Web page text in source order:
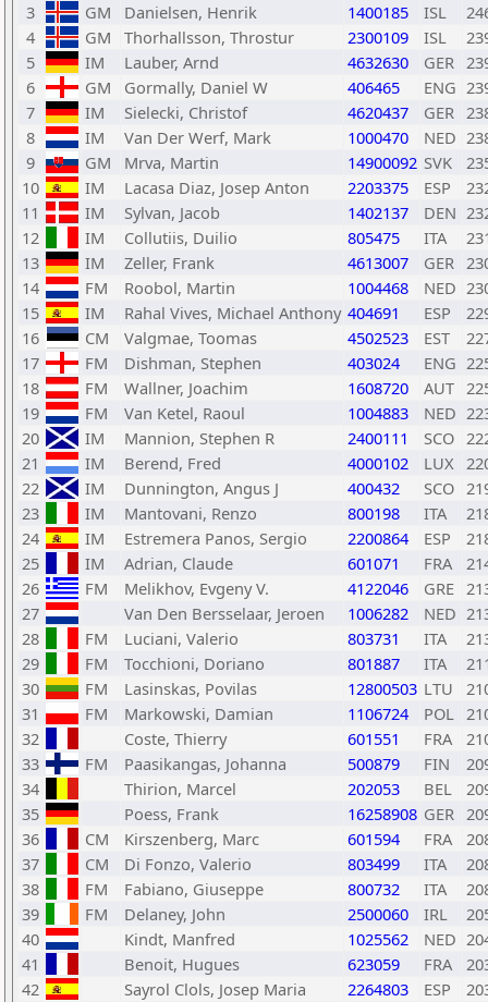
3
GM Danielsen, Henrik 1400185 ISL
4
GM Thorhallsson, Throstur 2300109 ISL
5
IM Lauber, Arnd 4632630 GER
6
GM Gormally, Daniel W 406465 ENG
7
IM Sielecki, Christof 4620437 GER
8
IM Van Der Werf, Mark 1000470 NED
9
GM Mrva, Martin 14900092 SVK
10
IM Lacasa Diaz, Josep Anton 2203375 ESP
11
IM Sylvan, Jacob 1402137 DEN
12
IM Collutiis, Duilio 805475 ITA
13
IM Zeller, Frank 4613007 GER
14
FM Roobol, Martin 1004468 NED
15
IM Rahal Vives, Michael Anthony 404691 ESP
16
CM Valgmae, Toomas 4502523 EST
17
FM Dishman, Stephen 403024 ENG
18
FM Wallner, Joachim 1608720 AUT
19
FM Van Ketel, Raoul 1004883 NED
20
IM Mannion, Stephen R 2400111 SCO
21
IM Berend, Fred 4000102 LUX
22
IM Dunnington, Angus J 400432 SCO
23
IM Mantovani, Renzo 800198 ITA
24
IM Estremera Panos, Sergio 2200864 ESP
25
IM Adrian, Claude 601071 FRA
26
FM Melikhov, Evgeny V. 4122046 GRE
27
Van Den Bersselaar, Jeroen 1006282 NED
28
FM Luciani, Valerio 803731 ITA
29
FM Tocchioni, Doriano 801887 ITA
30
FM Lasinskas, Povilas 12800503 LTU
31
FM Markowski, Damian 1106724 POL
32
Coste, Thierry 601551 FRA
33
FM Paasikangas, Johanna 500879 FIN
34
Thirion, Marcel 202053 BEL
35
Poess, Frank 16258908 GER
36
CM Kirszenberg, Marc 601594 FRA
37
CM Di Fonzo, Valerio 803499 ITA
38
FM Fabiano, Giuseppe 800732 ITA
39
FM Delaney, John 2500060 IRL
40
Kindt, Manfred 1025562 NED
41
Benoit, Hugues 623059 FRA
42
Sayrol Clols, Josep Maria 2264803 ESP